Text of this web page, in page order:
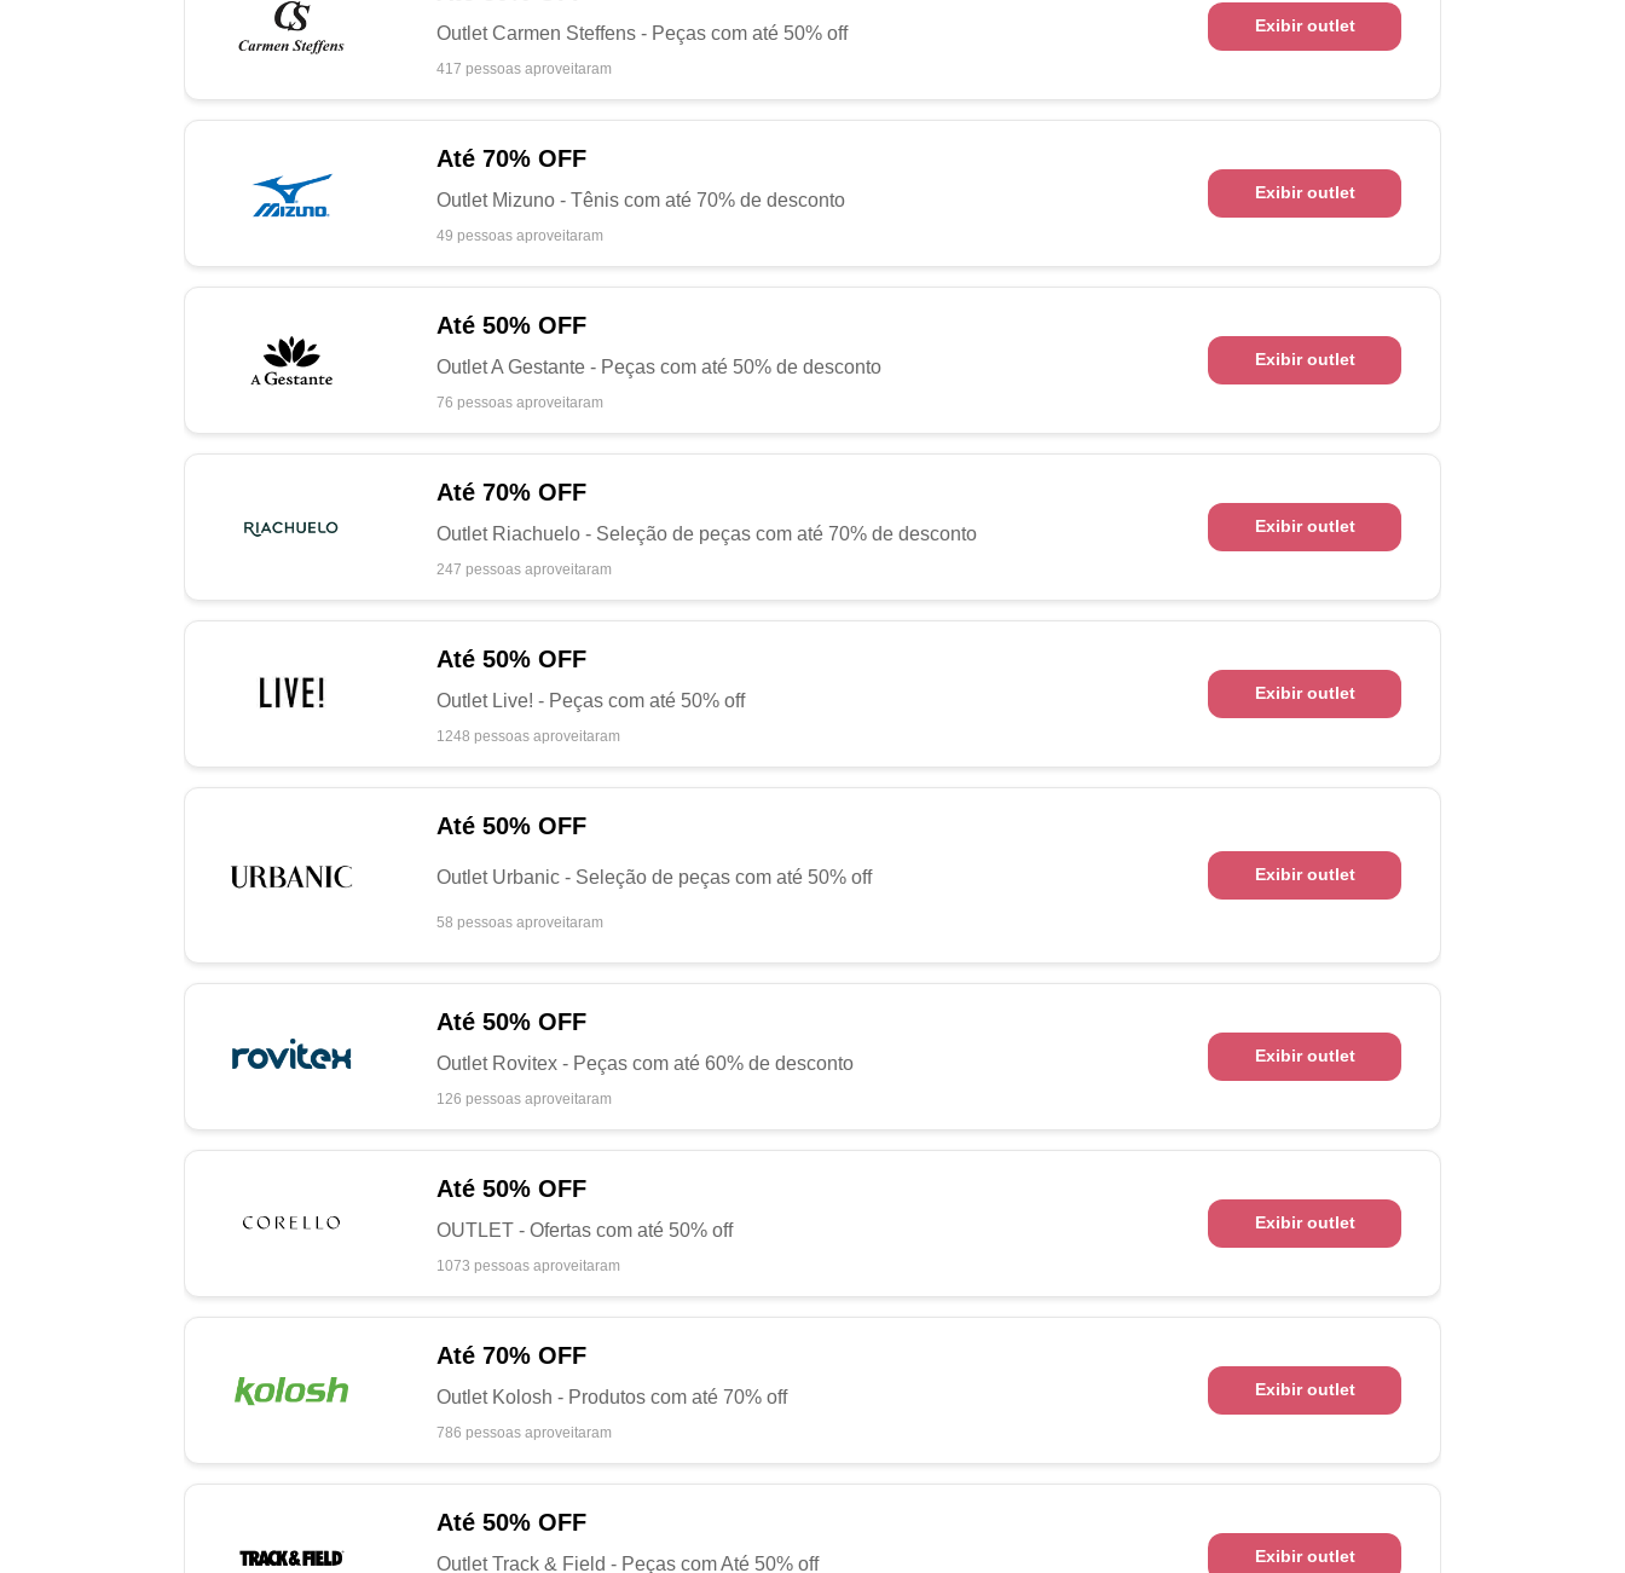
Outlet Carmen Steffens - Peças com até 50% off
417 pessoas aproveitaram
Exibir outlet
Até 70% OFF
Outlet Mizuno - Tênis com até 70% de desconto
49 pessoas aproveitaram
Exibir outlet
Até 50% OFF
Outlet A Gestante - Peças com até 50% de desconto
76 pessoas aproveitaram
Exibir outlet
Até 70% OFF
Outlet Riachuelo - Seleção de peças com até 70% de desconto
247 pessoas aproveitaram
Exibir outlet
Até 50% OFF
Outlet Live! - Peças com até 50% off
1248 pessoas aproveitaram
Exibir outlet
Até 50% OFF
Outlet Urbanic - Seleção de peças com até 50% off
58 pessoas aproveitaram
Exibir outlet
Até 50% OFF
Outlet Rovitex - Peças com até 60% de desconto
126 pessoas aproveitaram
Exibir outlet
Até 50% OFF
OUTLET - Ofertas com até 50% off
1073 pessoas aproveitaram
Exibir outlet
Até 70% OFF
Outlet Kolosh - Produtos com até 70% off
786 pessoas aproveitaram
Exibir outlet
Até 50% OFF
Outlet Track & Field - Peças com Até 50% off Exibir outlet